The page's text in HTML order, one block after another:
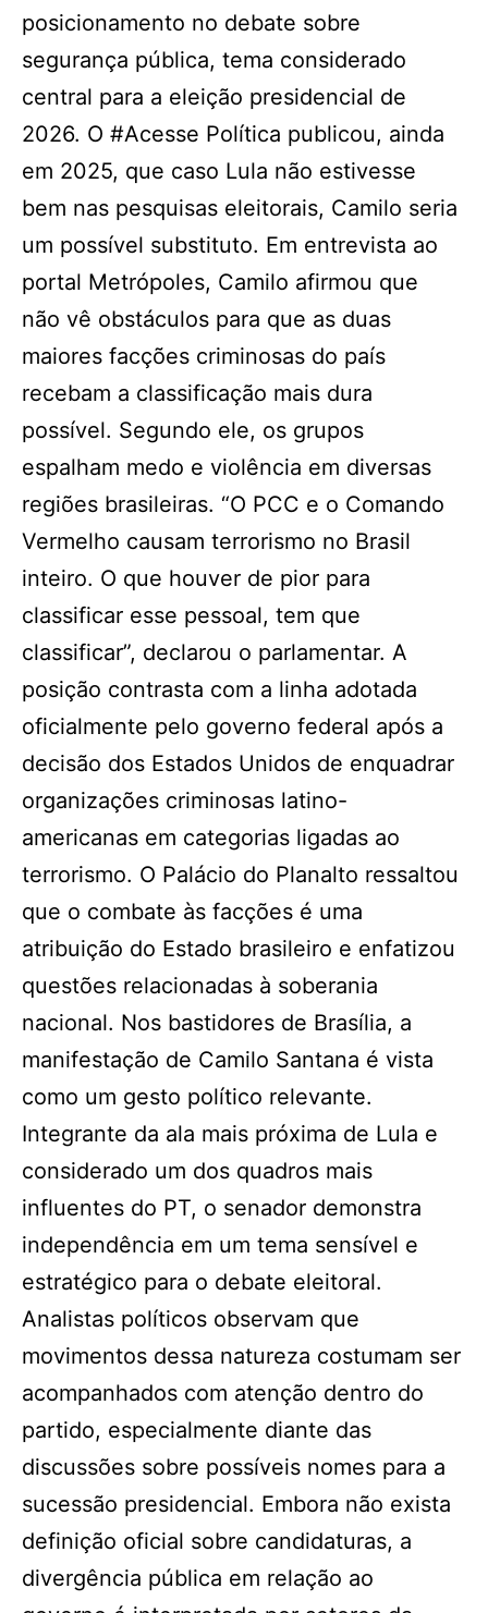
posicionamento no debate sobre
segurança pública, tema considerado
central para a eleição presidencial de
2026. O #Acesse Política publicou, ainda
em 2025, que caso Lula não estivesse
bem nas pesquisas eleitorais, Camilo seria
um possível substituto. Em entrevista ao
portal Metrópoles, Camilo afirmou que
não vê obstáculos para que as duas
maiores facções criminosas do país
recebam a classificação mais dura
possível. Segundo ele, os grupos
espalham medo e violência em diversas
regiões brasileiras. “O PCC e o Comando
Vermelho causam terrorismo no Brasil
inteiro. O que houver de pior para
classificar esse pessoal, tem que
classificar”, declarou o parlamentar. A
posição contrasta com a linha adotada
oficialmente pelo governo federal após a
decisão dos Estados Unidos de enquadrar
organizações criminosas latino-
americanas em categorias ligadas ao
terrorismo. O Palácio do Planalto ressaltou
que o combate às facções é uma
atribuição do Estado brasileiro e enfatizou
questões relacionadas à soberania
nacional. Nos bastidores de Brasília, a
manifestação de Camilo Santana é vista
como um gesto político relevante.
Integrante da ala mais próxima de Lula e
considerado um dos quadros mais
influentes do PT, o senador demonstra
independência em um tema sensível e
estratégico para o debate eleitoral.
Analistas políticos observam que
movimentos dessa natureza costumam ser
acompanhados com atenção dentro do
partido, especialmente diante das
discussões sobre possíveis nomes para a
sucessão presidencial. Embora não exista
definição oficial sobre candidaturas, a
divergência pública em relação ao